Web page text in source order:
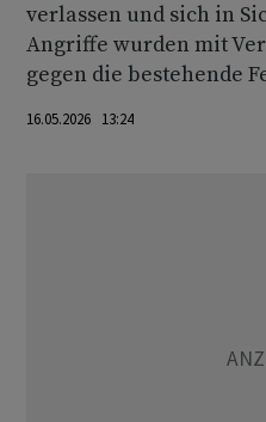
verlassen und sich in
Angriffe wurden mit
gegen die bestehende
16.05.2026 13:24